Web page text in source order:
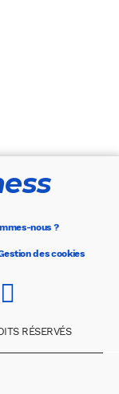
nous ?
des cookies
RÉSERVÉS